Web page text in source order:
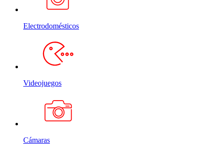
Electrodomésticos
Videojuegos
Cámaras